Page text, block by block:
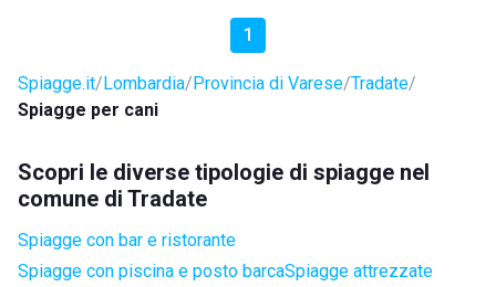
1
Spiagge.it Lombardia Provincia di Varese Tradate
Spiagge per cani
Scopri le diverse tipologie di spiagge nel
comune di Tradate
Spiagge con bar e ristorante
Spiagge con piscina e posto barcaSpiagge attrezzate